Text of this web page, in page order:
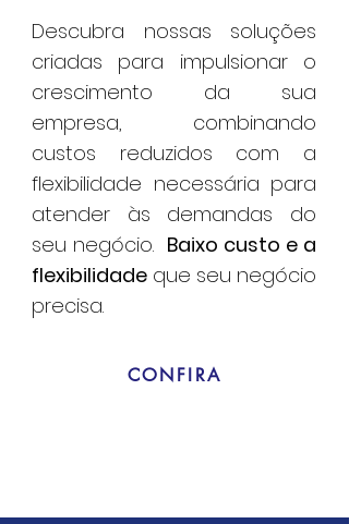
Descubra nossas soluções
criadas para impulsionar o
crescimento da sua
empresa, combinando
custos reduzidos com a
flexibilidade necessária para
atender às demandas do
seu negócio. Baixo custo e a
flexibilidade que seu negócio
precisa.
CONFIRA